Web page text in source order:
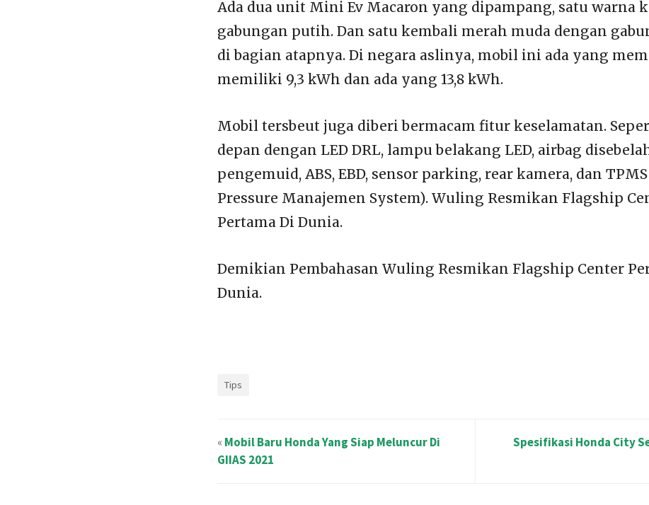
Ada dua unit Mini Ev Macaron yang dipampang, satu warna
gabungan putih. Dan satu kembali merah muda dengan
di bagian atapnya. Di negara aslinya, mobil ini ada yang
memiliki 9,3 kWh dan ada yang 13,8 kWh.
Mobil tersbeut juga diberi bermacam fitur keselamatan.
depan dengan LED DRL, lampu belakang LED, airbag
pengemuid, ABS, EBD, sensor parking, rear kamera, dan
Pressure Manajemen System). Wuling Resmikan Flagship
Pertama Di Dunia.
Demikian Pembahasan Wuling Resmikan Flagship Center
Dunia.
Tips
«Mobil Baru Honda Yang Siap Meluncur Di
GIIAS 2021
Spesifikasi Honda City